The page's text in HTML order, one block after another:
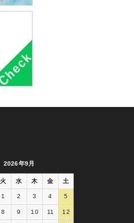
2026年9月
火 水 木 金 土
1 2 3 4 5
8 9 10 11 12